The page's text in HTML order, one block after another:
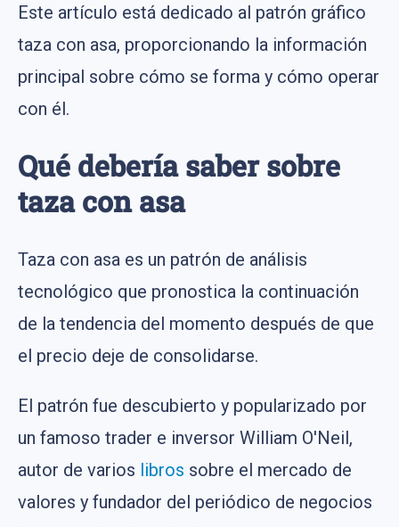
Este artículo está dedicado al patrón gráfico
taza con asa, proporcionando la información
principal sobre cómo se forma y cómo operar
con él.
Qué debería saber sobre
taza con asa
Taza con asa es un patrón de análisis
tecnológico que pronostica la continuación
de la tendencia del momento después de que
el precio deje de consolidarse.
El patrón fue descubierto y popularizado por
un famoso trader e inversor William O'Neil,
autor de varios libros sobre el mercado de
valores y fundador del periódico de negocios